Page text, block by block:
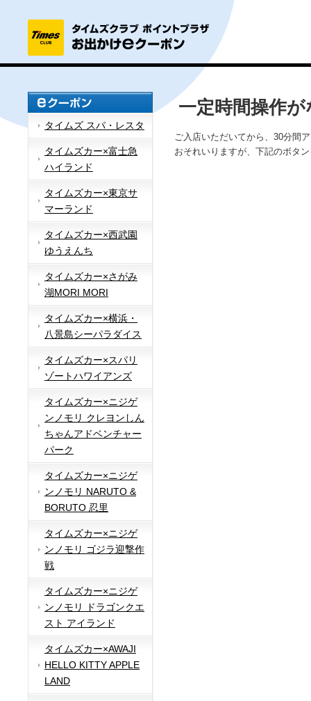
タイムズ スパ・レスタ
タイムズカー×富士急
ハイランド
タイムズカー×東京サ
マーランド
タイムズカー×西武園
ゆうえんち
タイムズカー×さがみ
湖MORI MORI
タイムズカー×横浜・
八景島シーパラダイス
タイムズカー×スパリ
ゾートハワイアンズ
タイムズカー×ニジゲ
ンノモリ クレヨンしん
ちゃんアドベンチャー
パーク
タイムズカー×ニジゲ
ンノモリ NARUTO &
BORUTO 忍里
タイムズカー×ニジゲ
ンノモリ ゴジラ迎撃作
戦
タイムズカー×ニジゲ
ンノモリ ドラゴンクエ
スト アイランド
タイムズカー×AWAJI
HELLO KITTY APPLE
LAND
一定時間操作
ご入店いただいてから、30分間
おそれいりますが、下記のボタ